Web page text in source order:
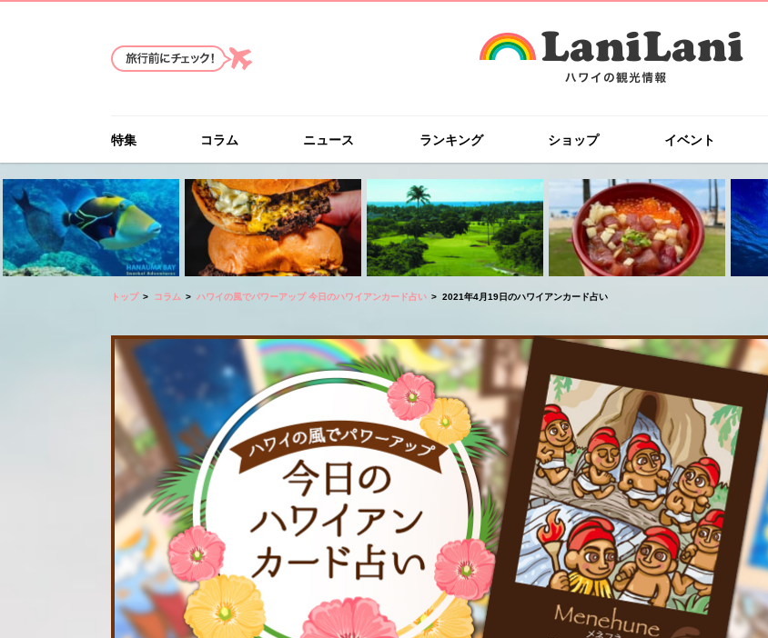
特集 コラム ニュース ランキング ショップ イベント
トップ コラム ハワイの風でパワーアップ 今日のハワイアンカード占い 2021年4月19日のハワイアンカード占い